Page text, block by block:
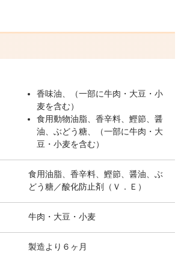
香味油、（一部に牛肉・大豆・小
麦を含む）
食用動物油脂、香辛料、鰹節、醤
油、ぶどう糖、（一部に牛肉・大
豆・小麦を含む）
食用油脂、香辛料、鰹節、醤油、ぶ
どう糖／酸化防止剤（Ｖ．Ｅ）
牛肉・大豆・小麦
製造より６ヶ月